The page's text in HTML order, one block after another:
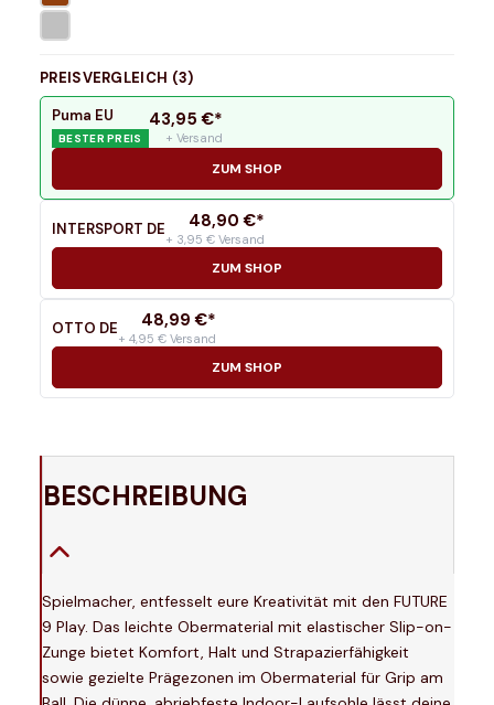
PREISVERGLEICH (3)
Puma EU
BESTER PREIS
43,95 €*
+ Versand
ZUM SHOP
INTERSPORT DE 48,90 €*
+ 3,95 € Versand
ZUM SHOP
OTTO DE 48,99 €*
+ 4,95 € Versand
ZUM SHOP
BESCHREIBUNG
Spielmacher, entfesselt eure Kreativität mit den FUTURE
9 Play. Das leichte Obermaterial mit elastischer Slip-on-
Zunge bietet Komfort, Halt und Strapazierfähigkeit
sowie gezielte Prägezonen im Obermaterial für Grip am